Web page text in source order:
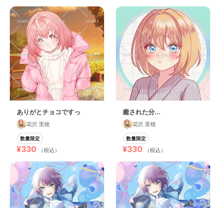
ありがとチョコですっ
花沢 里穂
数量限定
¥330 （税込）
癒された分…
花沢 里穂
数量限定
¥330 （税込）